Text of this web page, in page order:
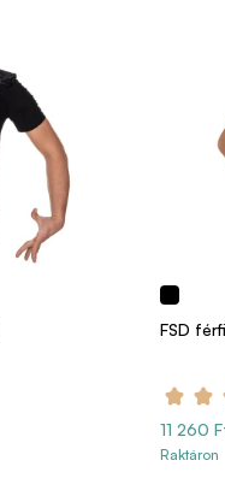
FSD
11 260
Raktáron